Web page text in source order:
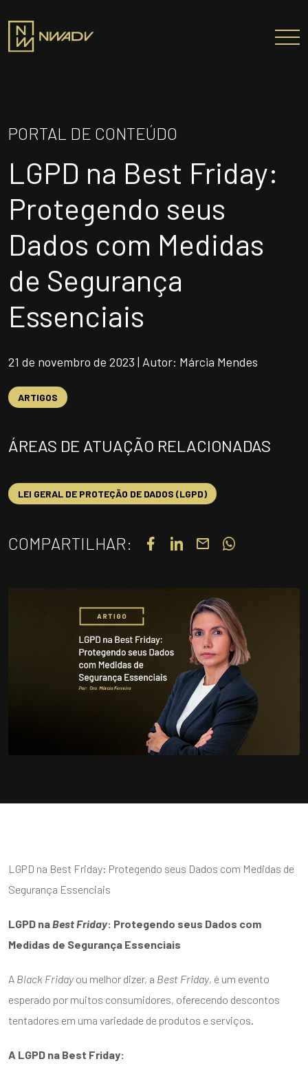
Entregas e Soluções
Pensamento Inovador
PROFISSIONAIS
ÁREAS DE ATUAÇÃO
INSTITUTO NELSON WILIANS
ATUAÇÃO INTERNACIONAL
UNIDADES
PRIVACIDADE
Siga-nos
PORTAL DE CONTEÚDO
LGPD na Best Friday:
Protegendo seus
Dados com Medidas
de Segurança
Essenciais
21 de novembro de 2023 | Autor: Márcia Mendes
ARTIGOS
ÁREAS DE ATUAÇÃO RELACIONADAS
LEI GERAL DE PROTEÇÃO DE DADOS (LGPD)
COMPARTILHAR:
LGPD na Best Friday: Protegendo seus Dados com Medidas de
Segurança Essenciais
LGPD na Best Friday: Protegendo seus Dados com
Medidas de Segurança Essenciais
A Black Friday ou melhor dizer, a Best Friday, é um evento
esperado por muitos consumidores, oferecendo descontos
tentadores em uma variedade de produtos e serviços.
A LGPD na Best Friday: